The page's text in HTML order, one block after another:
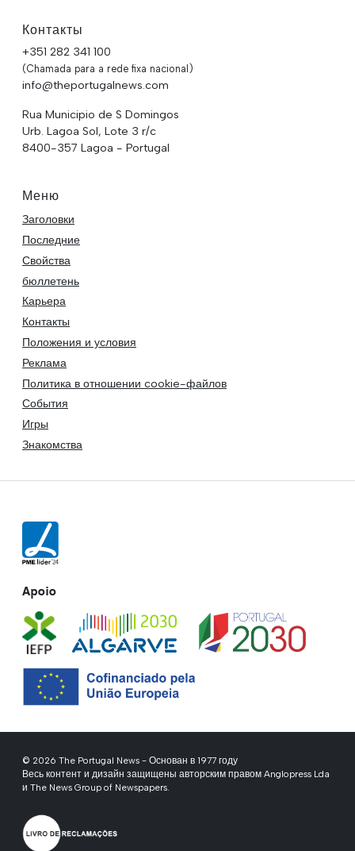
Контакты
+351 282 341 100
(Chamada para a rede fixa nacional)
info@theportugalnews.com
Rua Municipio de S Domingos
Urb. Lagoa Sol, Lote 3 r/c
8400-357 Lagoa - Portugal
Меню
Заголовки
Последние
Свойства
бюллетень
Карьера
Контакты
Положения и условия
Реклама
Политика в отношении cookie-файлов
События
Игры
Знакомства
Apoio
© 2026 The Portugal News - Основан в 1977 году
Весь контент и дизайн защищены авторским правом Anglopress Lda
и The News Group of Newspapers.